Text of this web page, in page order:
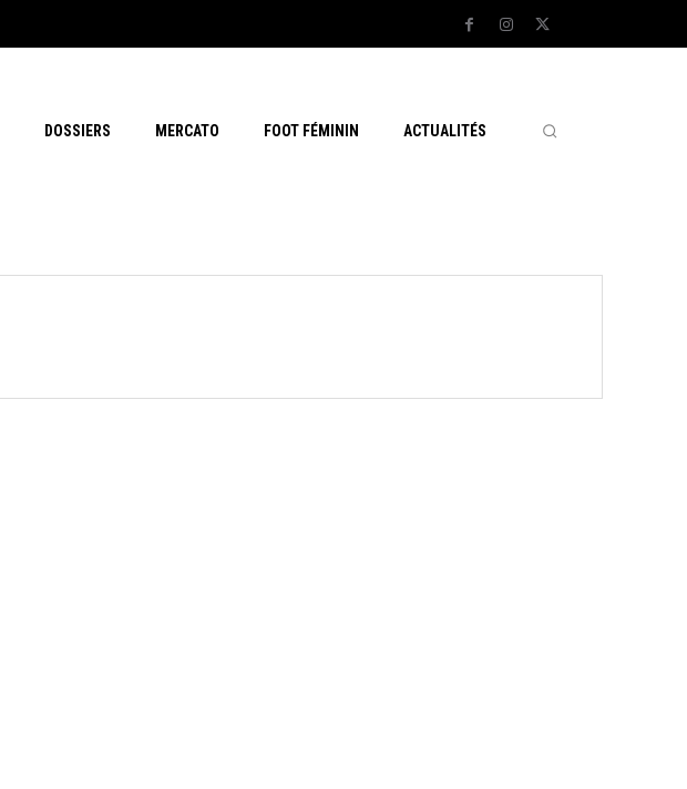
DOSSIERS MERCATO FOOT FÉMININ ACTUALITÉS